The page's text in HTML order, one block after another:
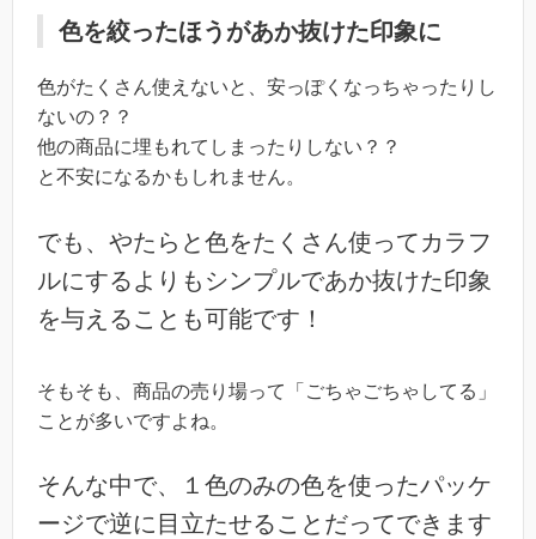
色を絞ったほうがあか抜けた印象に
色がたくさん使えないと、安っぽくなっちゃったりし
ないの？？
他の商品に埋もれてしまったりしない？？
と不安になるかもしれません。
でも、やたらと色をたくさん使ってカラフ
ルにするよりもシンプルであか抜けた印象
を与えることも可能です！
そもそも、商品の売り場って「ごちゃごちゃしてる」
ことが多いですよね。
そんな中で、１色のみの色を使ったパッケ
ージで逆に目立たせることだってできます